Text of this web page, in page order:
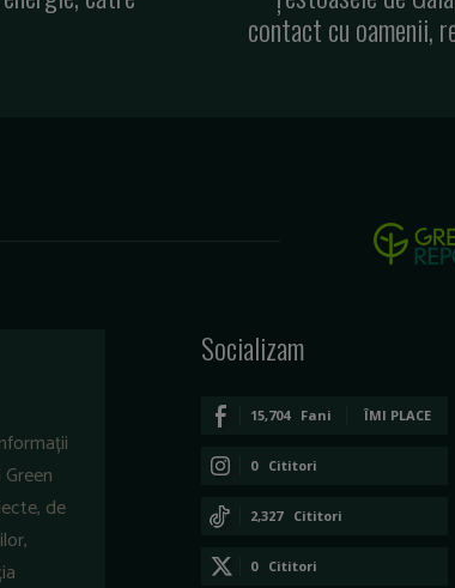
contact cu oamenii,
de
Socializam
15,704 Fani ÎMI PLACE
0 Cititori
CONECTAȚI-VĂ
2,327 Cititori
0 Cititori